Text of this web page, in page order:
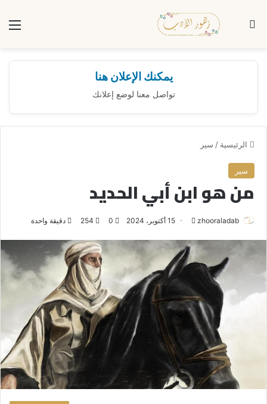
بحث عن
يمكنك الإعلان هنا
تواصل معنا لوضع إعلانك
الرئيسية / سير
سير
من هو ابن أبي الحديد
zhooraladab
س
ل
ر
ي
ك
15 أكتوبر، 2024 0
254 دقيقة واحدة